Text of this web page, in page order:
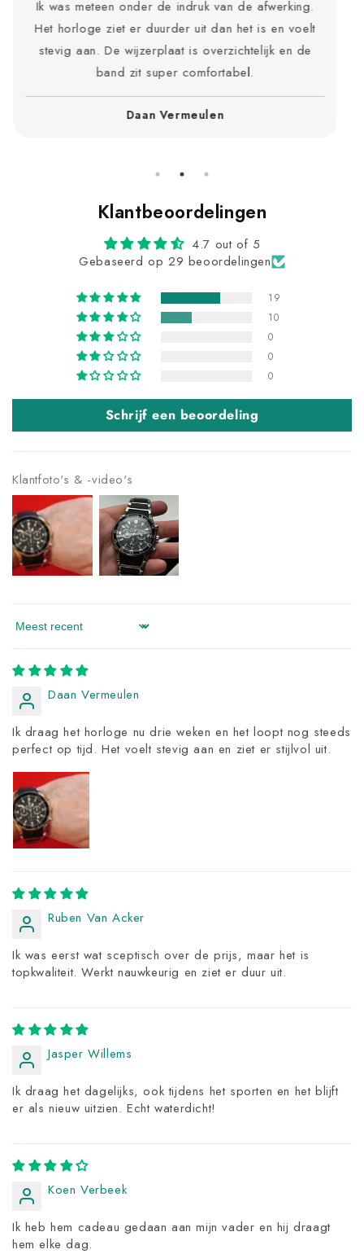
Ik draag de AstraTime elke dag, zowel naar het
werk als in het weekend. Hij past bij elke outfit en
blijft er als nieuw uitzien. Het quartz-uurwerk loopt
perfect op tijd.
Ruben Van Acker
Klantbeoordelingen
4.7 out of 5
Gebaseerd op 29 beoordelingen
19
10
0
0
0
Schrijf een beoordeling
Klantfoto's & -video's
Sort by
Daan Vermeulen
Ik draag het horloge nu drie weken en het loopt nog steeds
perfect op tijd. Het voelt stevig aan en ziet er stijlvol uit.
Ruben Van Acker
Ik was eerst wat sceptisch over de prijs, maar het is
topkwaliteit. Werkt nauwkeurig en ziet er duur uit.
Jasper Willems
Ik draag het dagelijks, ook tijdens het sporten en het blijft
er als nieuw uitzien. Echt waterdicht!
Koen Verbeek
Ik heb hem cadeau gedaan aan mijn vader en hij draagt
hem elke dag.